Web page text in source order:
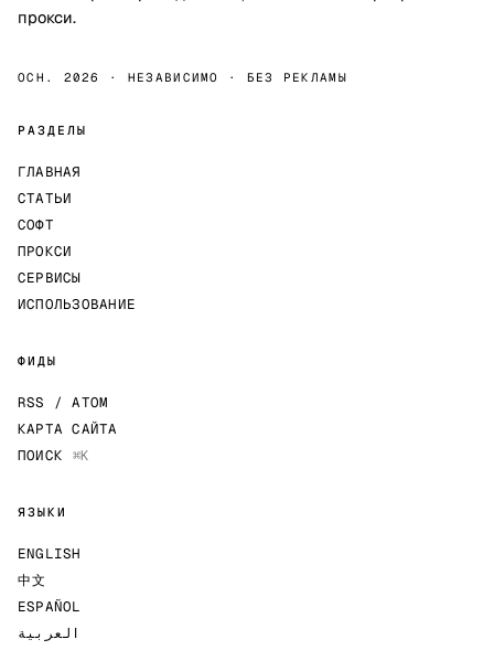
прокси.
ОСН. 2026 · НЕЗАВИСИМО · БЕЗ РЕКЛАМЫ
РАЗДЕЛЫ
ГЛАВНАЯ
СТАТЬИ
СОФТ
ПРОКСИ
СЕРВИСЫ
ИСПОЛЬЗОВАНИЕ
ФИДЫ
RSS / ATOM
КАРТА САЙТА
ПОИСК ⌘K
ЯЗЫКИ
ENGLISH
中文
ESPAÑOL
العربية